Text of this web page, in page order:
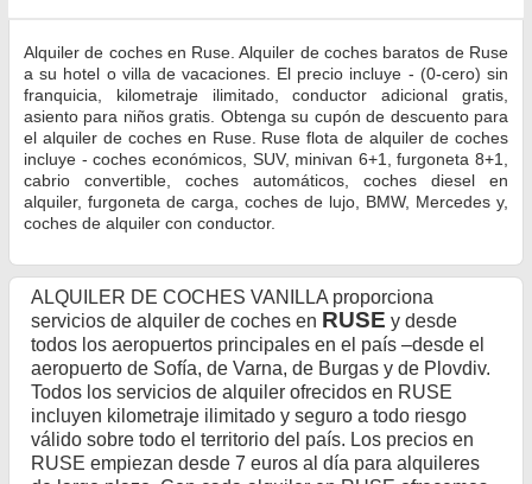
Alquiler de coches en Ruse. Alquiler de coches baratos de Ruse
a su hotel o villa de vacaciones. El precio incluye - (0-cero) sin
franquicia, kilometraje ilimitado, conductor adicional gratis,
asiento para niños gratis. Obtenga su cupón de descuento para
el alquiler de coches en Ruse. Ruse flota de alquiler de coches
incluye - coches económicos, SUV, minivan 6+1, furgoneta 8+1,
cabrio convertible, coches automáticos, coches diesel en
alquiler, furgoneta de carga, coches de lujo, BMW, Mercedes y,
coches de alquiler con conductor.
ALQUILER DE COCHES VANILLA proporciona
servicios de alquiler de coches en RUSE y desde
todos los aeropuertos principales en el país –desde el
aeropuerto de Sofía, de Varna, de Burgas y de Plovdiv.
Todos los servicios de alquiler ofrecidos en RUSE
incluyen kilometraje ilimitado y seguro a todo riesgo
válido sobre todo el territorio del país. Los precios en
RUSE empiezan desde 7 euros al día para alquileres